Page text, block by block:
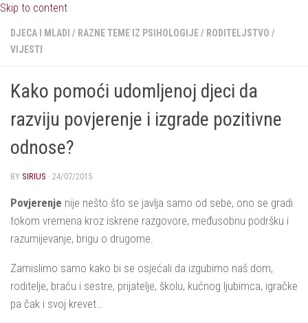
Skip to content
DJECA I MLADI / RAZNE TEME IZ PSIHOLOGIJE/ RODITELJSTVO /
VIJESTI
Kako pomoći udomljenoj djeci da
razviju povjerenje i izgrade pozitivne
odnose?
BY SIRIUS · 24/07/2015
Povjerenje nije nešto što se javlja samo od sebe, ono se gradi
tokom vremena kroz iskrene razgovore, međusobnu podršku i
razumijevanje, brigu o drugome.
Zamislimo samo kako bi se osjećali da izgubimo naš dom,
roditelje, braću i sestre, prijatelje, školu, kućnog ljubimca, igračke
pa čak i svoj krevet…